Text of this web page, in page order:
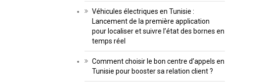
Véhicules électriques en Tunisie :
Lancement de la première application
pour localiser et suivre l’état des bornes en
temps réel
Comment choisir le bon centre d’appels en
Tunisie pour booster sa relation client ?